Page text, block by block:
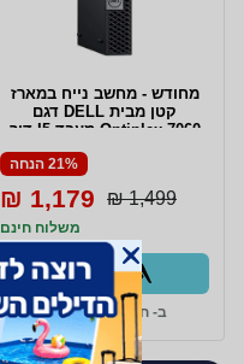
מחודש - מחשב נייח במארז
קטן מבית DELL דגם
Optiplex 7060 מעבד I5 דור
שמיני כולל 16GB MEM ודיסק
קשיח 256GB SSD מערכת
21% הנחה
1,499 ₪
1,179 ₪
משלוח חינם
קנו עכשיו
ב- חיון טכנולוגיות+